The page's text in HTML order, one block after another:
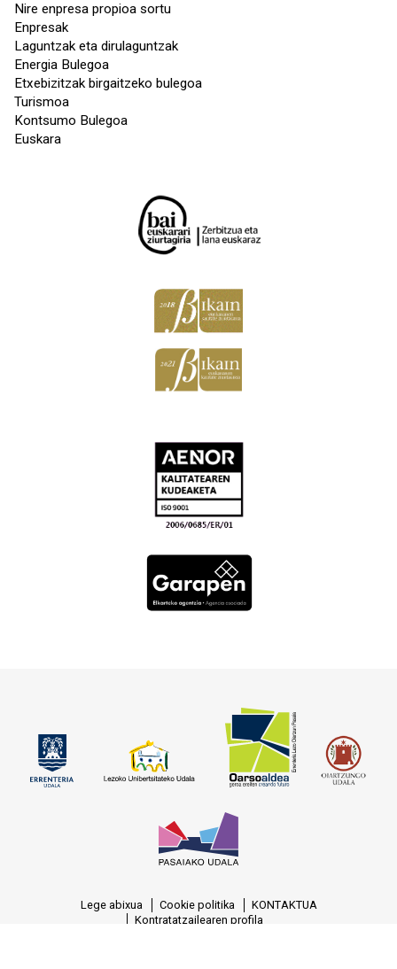
Nire enpresa propioa sortu
Enpresak
Laguntzak eta dirulaguntzak
Energia Bulegoa
Etxebizitzak birgaitzeko bulegoa
Turismoa
Kontsumo Bulegoa
Euskara
Lege abixua Cookie politika
KONTAKTUA
Kontratatzailearen profila